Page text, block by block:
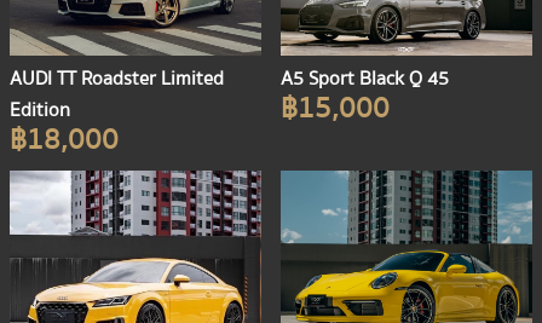
AUDI TT Roadster Limited
Edition
฿18,000
A5 Sport Black Q 45
฿15,000